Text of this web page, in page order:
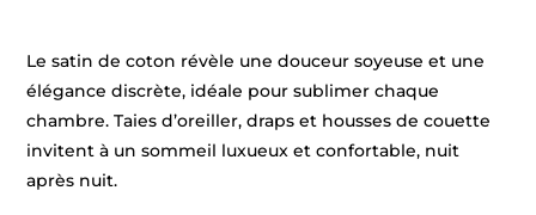
Le satin de coton révèle une douceur soyeuse et une
élégance discrète, idéale pour sublimer chaque
chambre. Taies d’oreiller, draps et housses de couette
invitent à un sommeil luxueux et confortable, nuit
après nuit.